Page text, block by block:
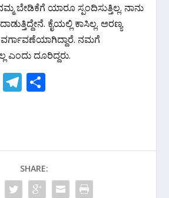
ಬೇಡಿಕೆಗೆ ಯಾರೂ ಸ್ಪಂದಿಸುತ್ತಿಲ್ಲ. ನಾನು
ಕೈಯಲ್ಲಿ ಕಾಸಿಲ್ಲ. ಅರಣ್ಯ
ನಮಗೆ
ಎಂದು ದೂರಿದ್ದರು.
W T
a
m
SHARE: